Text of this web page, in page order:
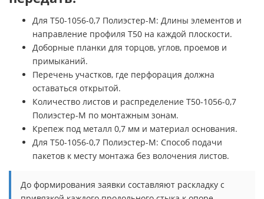
Для Т50-1056-0,7 Полиэстер-М: Длины элементов и
направление профиля Т50 на каждой плоскости.
Доборные планки для торцов, углов, проемов и
примыканий.
Перечень участков, где перфорация должна
оставаться открытой.
Количество листов и распределение Т50-1056-0,7
Полиэстер-М по монтажным зонам.
Крепеж под металл 0,7 мм и материал основания.
Для Т50-1056-0,7 Полиэстер-М: Способ подачи
пакетов к месту монтажа без волочения листов.
До формирования заявки составляют раскладку с